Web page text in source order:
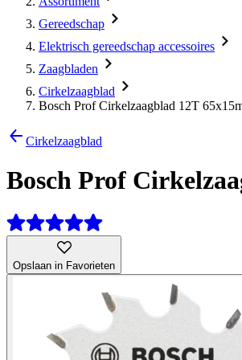
Gereedschap
Elektrisch gereedschap accessoires
Zaagbladen
Cirkelzaagblad
Bosch Prof Cirkelzaagblad 12T
Cirkelzaagblad
Bosch Prof
Opslaan in Favorieten